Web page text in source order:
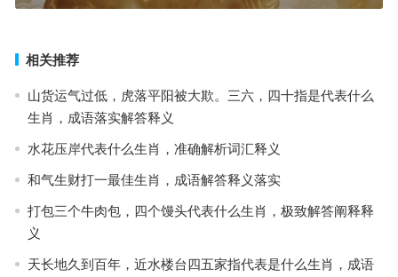
相关推荐
山货运气过低，虎落平阳被大欺。三六，四十指是代表什么
生肖，成语落实解答释义
水花压岸代表什么生肖，准确解析词汇释义
和气生财打一最佳生肖，成语解答释义落实
打包三个牛肉包，四个馒头代表什么生肖，极致解答阐释释
义
天长地久到百年，近水楼台四五家指代表是什么生肖，成语